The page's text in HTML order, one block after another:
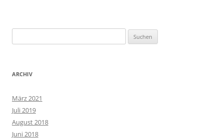
nach:
ARCHIV
März 2021
Juli 2019
August 2018
Juni 2018